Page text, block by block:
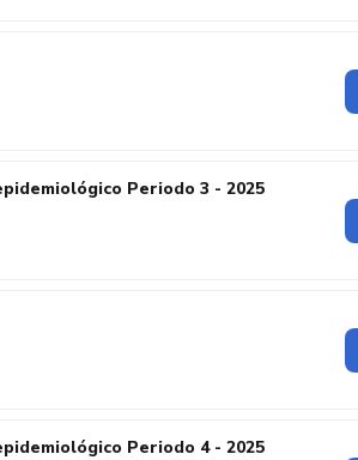
Periodo 3 - 2025
Periodo 4 - 2025